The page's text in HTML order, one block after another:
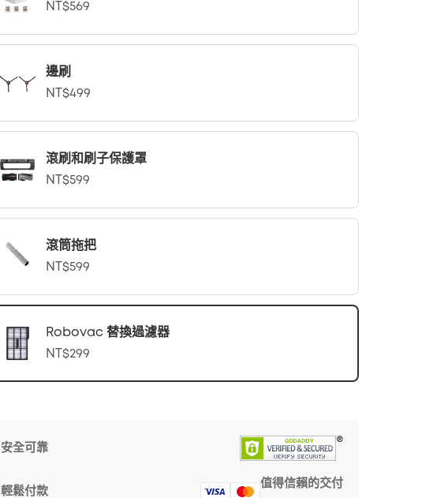
NT$569
邊刷
NT$499
滾刷和刷子保護罩
NT$599
滾筒拖把
NT$599
Robovac 替換過濾器
NT$299
安全可靠
輕鬆付款
值得信賴的交付